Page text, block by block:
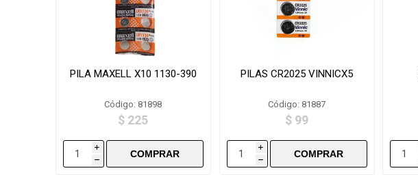
PILA MAXELL X10 1130-390
Código: 81898
$ 225
i
h
PILAS CR2025 VINNICX5
Código: 81887
$ 99
i
h